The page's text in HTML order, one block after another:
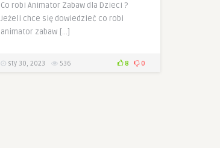
Co robi Animator Zabaw dla Dzieci ?
Jeżeli chce się dowiedzieć co robi
animator zabaw […]
sty 30, 2023 536 8 0